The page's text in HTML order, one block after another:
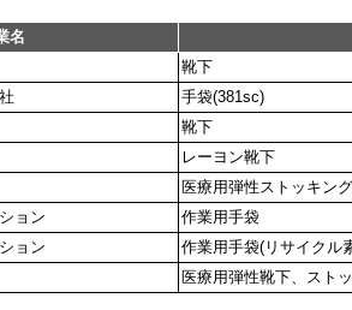
名
靴下
手袋(381sc)
靴下
レーヨン靴下
医療用弾性ストッキング
ョン
作業用手袋
ョン
作業用手袋(リサイクル
医療用弾性靴下、スト